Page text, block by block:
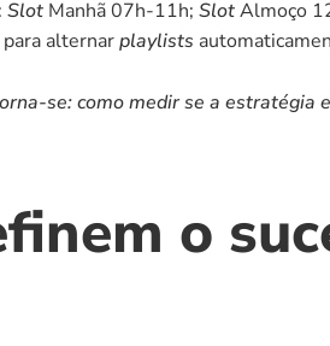
Slot Manhã 07h-11h; Slot Almoço
para alternar playlists
se: como medir se a estratégia
o